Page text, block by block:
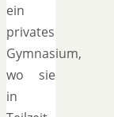
ein
privates
Gymnasium,
wo sie
in